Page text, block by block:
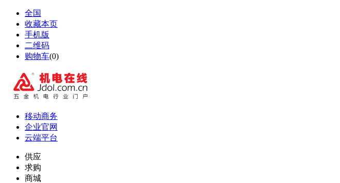
全国
收藏本页
手机版
二维码
购物车(0)
移动商务
企业官网
云端平台
供应
求购
商城